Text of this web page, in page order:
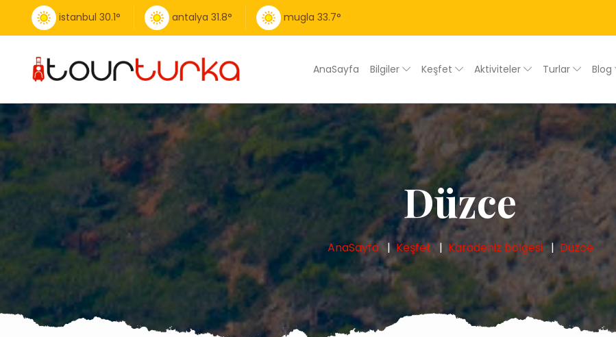
istanbul 30.1° antalya 31.8° mugla 33.7°
AnaSayfa Bilgiler Keşfet Aktiviteler Turlar Blog
Düzce
AnaSayfa Keşfet Karadeniz bölgesi Düzce